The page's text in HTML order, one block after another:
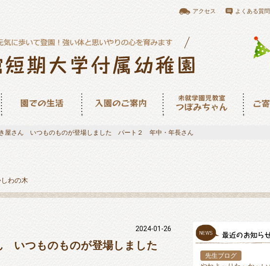
アクセス よくある質問
屋さん いつものものが登場しました パート２ 年中・年長さん
わの木
2024-01-26
いつものものが登場しました
先生ブログ